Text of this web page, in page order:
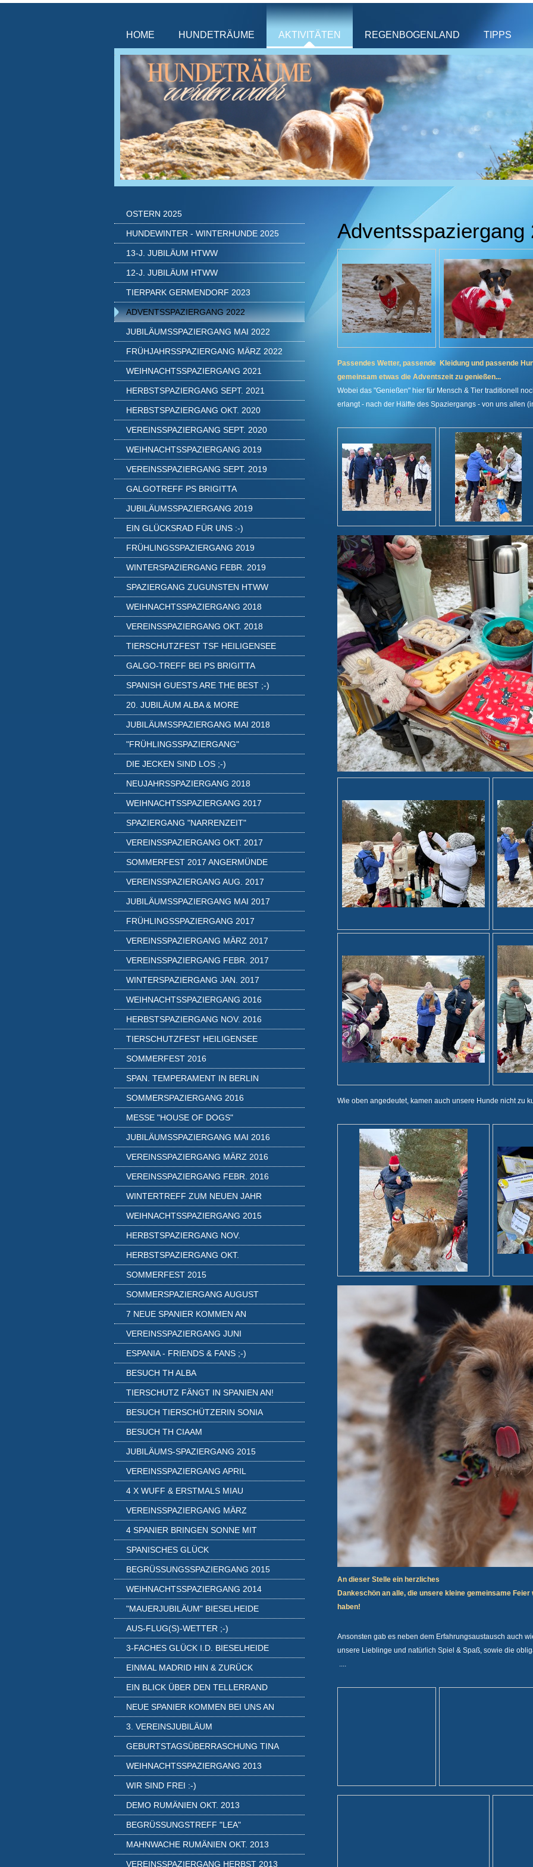
HOME HUNDETRÄUME AKTIVITÄTEN REGENBOGENLAND TIPPS
Adventsspaziergang
Passendes Wetter, passende Kleidung und passende
gemeinsam etwas die Adventszeit zu genießen...
Wobei das "Genießen" hier für Mensch & Tier traditionell
erlangt - nach der Hälfte des Spaziergangs - von uns allen
Wie oben angedeutet, kamen auch unsere Hunde nicht zu
An dieser Stelle ein herzliches
Dankeschön an alle, die unsere kleine gemeinsame
haben!
Ansonsten gab es neben dem Erfahrungsaustausch auch
unsere Lieblinge und natürlich Spiel & Spaß, sowie die
....
OSTERN 2025
HUNDEWINTER - WINTERHUNDE 2025
13-J. JUBILÄUM HTWW
12-J. JUBILÄUM HTWW
TIERPARK GERMENDORF 2023
ADVENTSSPAZIERGANG 2022
JUBILÄUMSSPAZIERGANG MAI 2022
FRÜHJAHRSSPAZIERGANG MÄRZ 2022
WEIHNACHTSSPAZIERGANG 2021
HERBSTSPAZIERGANG SEPT. 2021
HERBSTSPAZIERGANG OKT. 2020
VEREINSSPAZIERGANG SEPT. 2020
WEIHNACHTSSPAZIERGANG 2019
VEREINSSPAZIERGANG SEPT. 2019
GALGOTREFF PS BRIGITTA
JUBILÄUMSSPAZIERGANG 2019
EIN GLÜCKSRAD FÜR UNS :-)
FRÜHLINGSSPAZIERGANG 2019
WINTERSPAZIERGANG FEBR. 2019
SPAZIERGANG ZUGUNSTEN HTWW
WEIHNACHTSSPAZIERGANG 2018
VEREINSSPAZIERGANG OKT. 2018
TIERSCHUTZFEST TSF HEILIGENSEE
GALGO-TREFF BEI PS BRIGITTA
SPANISH GUESTS ARE THE BEST ;-)
20. JUBILÄUM ALBA & MORE
JUBILÄUMSSPAZIERGANG MAI 2018
"FRÜHLINGSSPAZIERGANG"
DIE JECKEN SIND LOS ;-)
NEUJAHRSSPAZIERGANG 2018
WEIHNACHTSSPAZIERGANG 2017
SPAZIERGANG "NARRENZEIT"
VEREINSSPAZIERGANG OKT. 2017
SOMMERFEST 2017 ANGERMÜNDE
VEREINSSPAZIERGANG AUG. 2017
JUBILÄUMSSPAZIERGANG MAI 2017
FRÜHLINGSSPAZIERGANG 2017
VEREINSSPAZIERGANG MÄRZ 2017
VEREINSSPAZIERGANG FEBR. 2017
WINTERSPAZIERGANG JAN. 2017
WEIHNACHTSSPAZIERGANG 2016
HERBSTSPAZIERGANG NOV. 2016
TIERSCHUTZFEST HEILIGENSEE
SOMMERFEST 2016
SPAN. TEMPERAMENT IN BERLIN
SOMMERSPAZIERGANG 2016
MESSE "HOUSE OF DOGS"
JUBILÄUMSSPAZIERGANG MAI 2016
VEREINSSPAZIERGANG MÄRZ 2016
VEREINSSPAZIERGANG FEBR. 2016
WINTERTREFF ZUM NEUEN JAHR
WEIHNACHTSSPAZIERGANG 2015
HERBSTSPAZIERGANG NOV.
HERBSTSPAZIERGANG OKT.
SOMMERFEST 2015
SOMMERSPAZIERGANG AUGUST
7 NEUE SPANIER KOMMEN AN
VEREINSSPAZIERGANG JUNI
ESPANIA - FRIENDS & FANS ;-)
BESUCH TH ALBA
TIERSCHUTZ FÄNGT IN SPANIEN AN!
BESUCH TIERSCHÜTZERIN SONIA
BESUCH TH CIAAM
JUBILÄUMS-SPAZIERGANG 2015
VEREINSSPAZIERGANG APRIL
4 X WUFF & ERSTMALS MIAU
VEREINSSPAZIERGANG MÄRZ
4 SPANIER BRINGEN SONNE MIT
SPANISCHES GLÜCK
BEGRÜSSUNGSSPAZIERGANG 2015
WEIHNACHTSSPAZIERGANG 2014
"MAUERJUBILÄUM" BIESELHEIDE
AUS-FLUG(S)-WETTER ;-)
3-FACHES GLÜCK I.D. BIESELHEIDE
EINMAL MADRID HIN & ZURÜCK
EIN BLICK ÜBER DEN TELLERRAND
NEUE SPANIER KOMMEN BEI UNS AN
3. VEREINSJUBILÄUM
GEBURTSTAGSÜBERRASCHUNG TINA
WEIHNACHTSSPAZIERGANG 2013
WIR SIND FREI :-)
DEMO RUMÄNIEN OKT. 2013
BEGRÜSSUNGSTREFF "LEA"
MAHNWACHE RUMÄNIEN OKT. 2013
VEREINSSPAZIERGANG HERBST 2013